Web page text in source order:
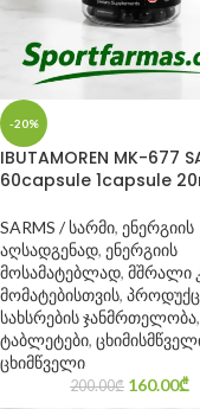
-20%
IBUTAMOREN MK-677
60capsule 1capsule
SARMS / სარმი, ენერგიის
აღსადგენად, ენერგიის
მოსამატებლად, მშრალი
მომატებისთვის,
სახსრების ჯანმრთელობა,
ტაბლეტები,
ცხიმწველი
200.00₾ 160.00₾